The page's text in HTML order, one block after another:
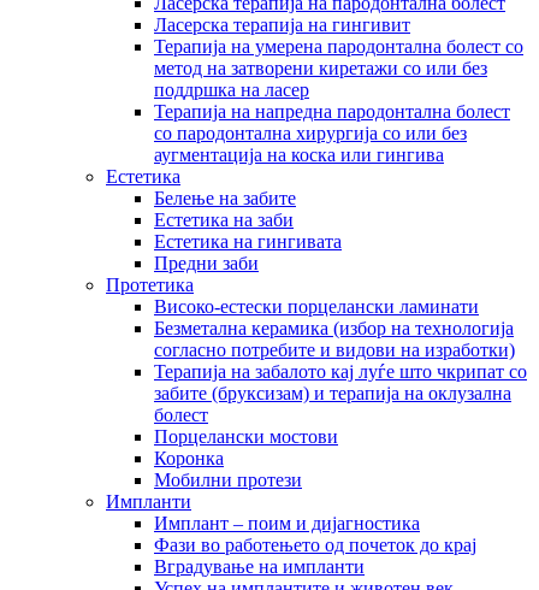
Ласерска терапија на гингивит
Терапија на умерена пародонтална болест со
метод на затворени киретажи со или без
поддршка на ласер
Терапија на напредна пародонтална болест
со пародонтална хирургија со или без
аугментација на коска или гингива
Естетика
Белење на забите
Естетика на заби
Естетика на гингивата
Предни заби
Протетика
Високо-естески порцелански ламинати
Безметална керамика (избор на технологија
согласно потребите и видови на изработки)
Терапија на забалото кај луѓе што чкрипат со
забите (бруксизам) и терапија на оклузална
болест
Порцелански мостови
Коронка
Мобилни протези
Импланти
Имплант – поим и дијагностика
Фази во работењето од почеток до крај
Вградување на импланти